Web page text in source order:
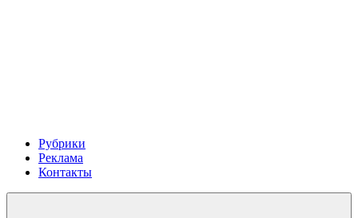
Рубрики
Реклама
Контакты